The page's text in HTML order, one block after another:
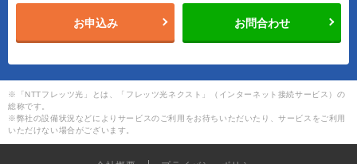
お申込み お問合わせ
※「NTTフレッツ光」とは、「フレッツ光ネクスト」（インターネット接続サービス）の
総称です。
※弊社の設備状況などによりサービスのご利用をお待ちいただいたり、サービスをご利用
いただけない場合がございます。